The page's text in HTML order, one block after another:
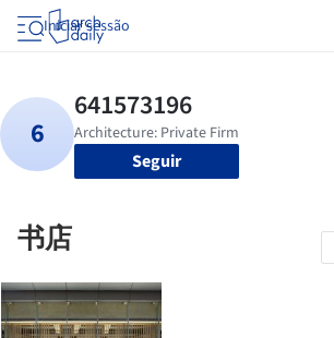
Iniciar sessão
Seguir
书店